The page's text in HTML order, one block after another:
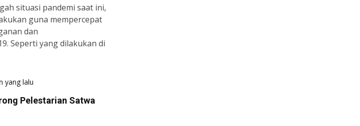
situasi pandemi saat ini,
guna mempercepat
dan
Seperti yang dilakukan di
yang lalu
Pelestarian Satwa